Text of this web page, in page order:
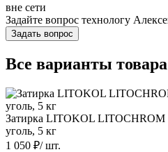
вне сети
Задайте вопрос технологу
Задать вопрос
Все варианты товара
Затирка LITOKOL
уголь, 5 кг
1 050 ₽/ шт.